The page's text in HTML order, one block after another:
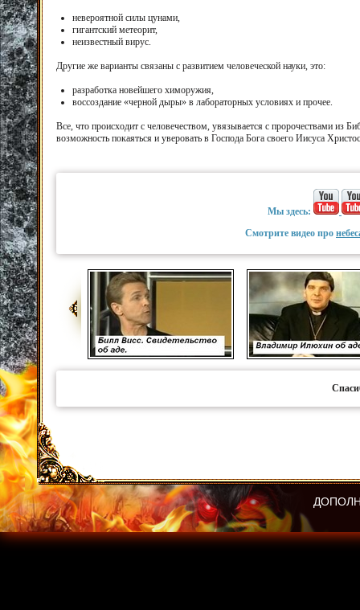
невероятной силы цунами,
гигантский метеорит,
неизвестный вирус.
Другие же варианты связаны с развитием человеческой науки, это:
разработка новейшего химоружия,
воссоздание «черной дыры» в лабораторных условиях и прочее.
Все, что происходит с человечеством, увязывается с пророчествами из
возможность покаяться и уверовать в Господа Бога своего Иисуса
Мы здесь:
Смотрите видео про